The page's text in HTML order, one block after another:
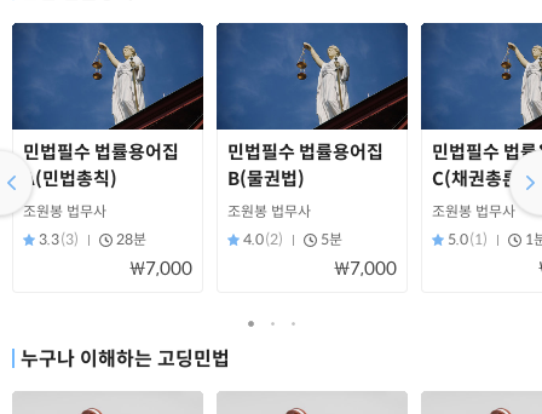
민법필수 법률용어집
A(민법총칙)
조원봉 법무사
3.3(3) 28분
₩7,000
민법필수 법률용어집
B(물권법)
조원봉 법무사
4.0(2) 5분
₩7,000
민법필수 법
C(채권총론)
조원봉 법무사
5.0(1) 1
누구나 이해하는 고딩민법